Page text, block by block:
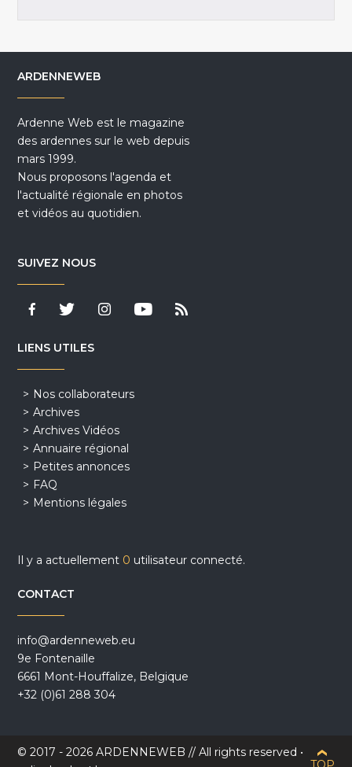
ARDENNEWEB
Ardenne Web est le magazine
des ardennes sur le web depuis
mars 1999.
Nous proposons l'agenda et
l'actualité régionale en photos
et vidéos au quotidien.
SUIVEZ NOUS
LIENS UTILES
Nos collaborateurs
Archives
Archives Vidéos
Annuaire régional
Petites annonces
FAQ
Mentions légales
Il y a actuellement 0 utilisateur connecté.
CONTACT
info@ardenneweb.eu
9e Fontenaille
6661 Mont-Houffalize, Belgique
+32 (0)61 288 304
© 2017 - 2026 ARDENNEWEB // All rights reserved •